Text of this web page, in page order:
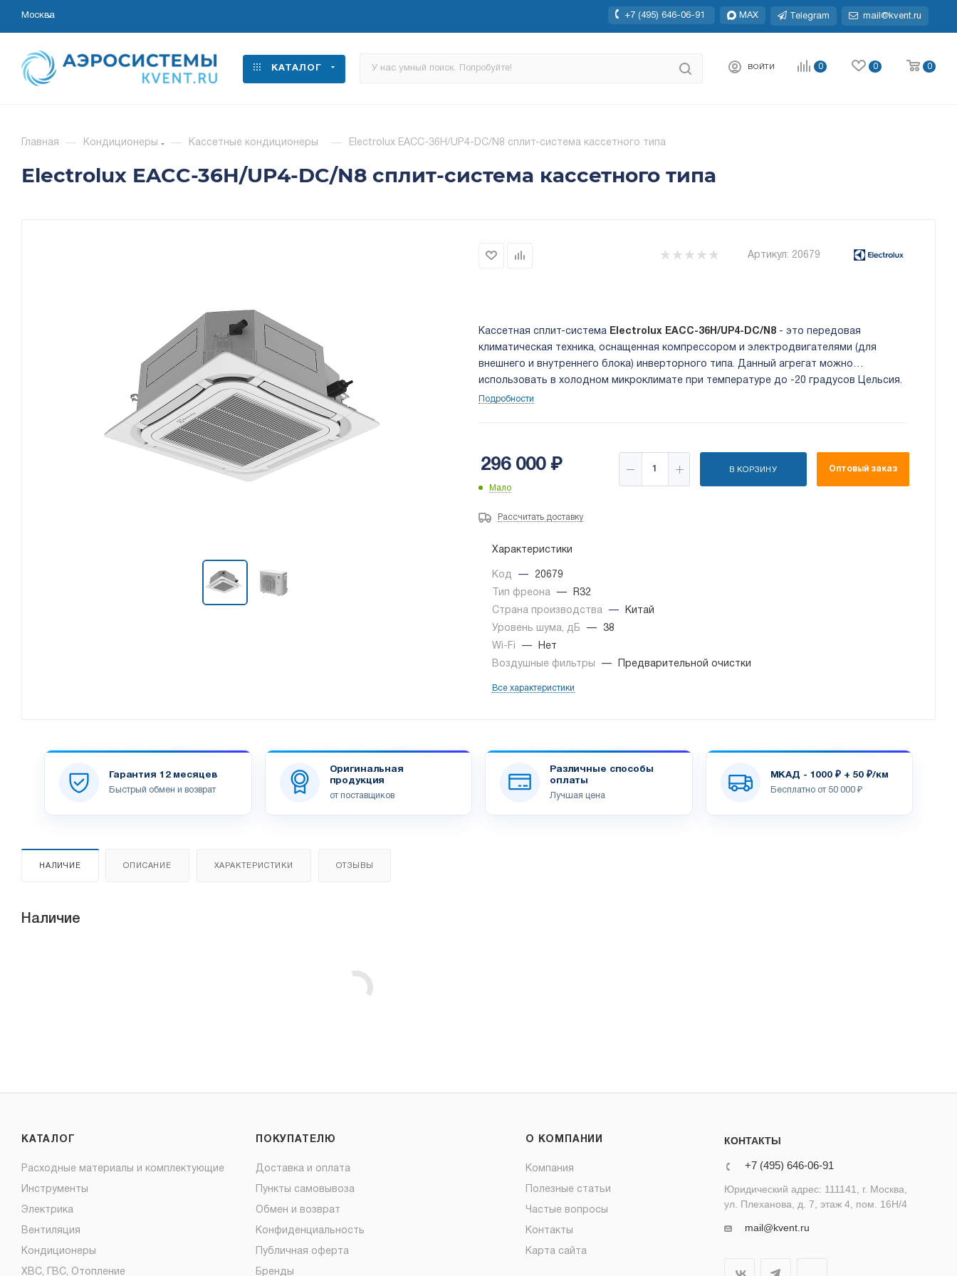
Москва +7 (495) 646-06-91 MAX Telegram mail@kvent.ru
КАТАЛОГ ВОЙТИ 0 0 0
Главная — Кондиционеры — Кассетные кондиционеры — Electrolux EACC-36H/UP4-DC/N8 сплит-система кассетного типа
Electrolux EACC-36H/UP4-DC/N8 сплит-система кассетного типа
Артикул: 20679
Кассетная сплит-система Electrolux EACC-36H/UP4-DC/N8 - это передовая
климатическая техника, оснащенная компрессором и электродвигателями (для
внешнего и внутреннего блока) инверторного типа. Данный агрегат можно
использовать в холодном микроклимате при температуре до -20 градусов Цельсия.
Подробности
296 000₽
Мало
В КОРЗИНУ Оптовый заказ
Рассчитать доставку
Характеристики
Код —
20679
Тип фреона
—
R32
Страна производства
—
Китай
Уровень шума, дБ
—
38
Wi-Fi
—
Нет
Воздушные фильтры
— Предварительной очистки
Все характеристики
Гарантия 12 месяцев
Быстрый обмен и возврат
Оригинальная
продукция
от поставщиков
Различные способы
оплаты
Лучшая цена
МКАД - 1000 ₽ + 50 ₽/км
Бесплатно от 50 000 ₽
НАЛИЧИЕ ОПИСАНИЕ ХАРАКТЕРИСТИКИ ОТЗЫВЫ
Наличие
КАТАЛОГ
Расходные материалы и комплектующие
Инструменты
Электрика
Вентиляция
Кондиционеры
ХВС, ГВС, Отопление
ПОКУПАТЕЛЮ
Доставка и оплата
Пункты самовывоза
Обмен и возврат
Конфиденциальность
Публичная оферта
Бренды
О КОМПАНИИ
Компания
Полезные статьи
Частые вопросы
Контакты
Карта сайта
КОНТАКТЫ
+7 (495) 646-06-91
Юридический адрес: 111141, г. Москва,
ул. Плеханова, д. 7, этаж 4, пом. 16Н/4
mail@kvent.ru